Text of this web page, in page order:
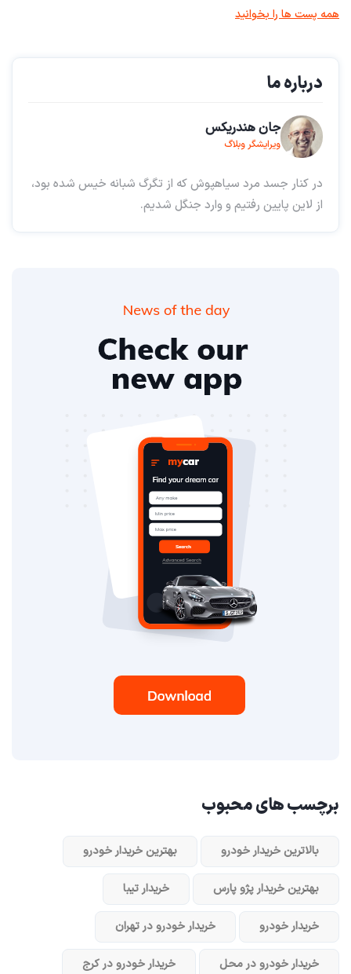
همه پست ها را بخوانید
درباره ما
جان هندریکس
ویرایشگر وبلاگ
در کنار جسد مرد سیاهپوش که از تگرگ شبانه خیس شده بود،
از لاین پایین رفتیم و وارد جنگل شدیم.
برچسب های محبوب
بالاترین خریدار خودرو بهترین خریدار خودرو
بهترین خریدار پژو پارس خریدار تیبا
خریدار خودرو خریدار خودرو در تهران
خریدار خودرو در محل خریدار خودرو در کرج